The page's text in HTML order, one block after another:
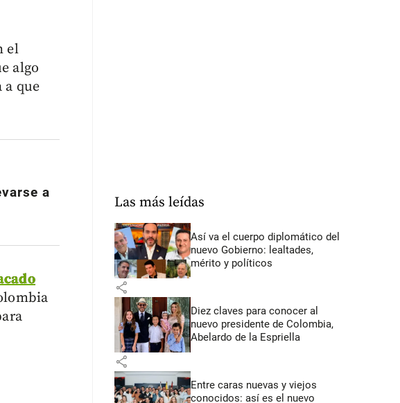
el
algo
a que
a
Las más leídas
Así va el cuerpo diplomático del
nuevo Gobierno: lealtades,
mérito y políticos
share
Diez claves para conocer al
nuevo presidente de Colombia,
Abelardo de la Espriella
share
Entre caras nuevas y viejos
conocidos: así es el nuevo